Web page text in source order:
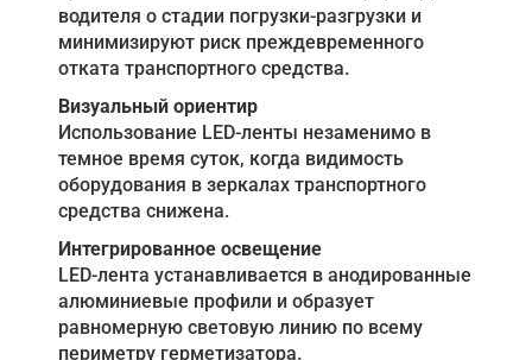
водителя о стадии погрузки-разгрузки и
минимизируют риск преждевременного
отката транспортного средства.
Визуальный ориентир
Использование LED-ленты незаменимо в
темное время суток, когда видимость
оборудования в зеркалах транспортного
средства снижена.
Интегрированное освещение
LED-лента устанавливается в анодированные
алюминиевые профили и образует
равномерную световую линию по всему
периметру герметизатора.